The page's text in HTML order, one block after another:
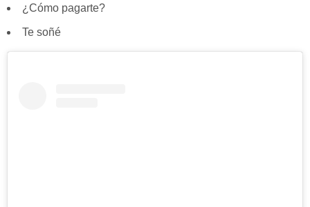
¿Cómo pagarte?
Te soñé